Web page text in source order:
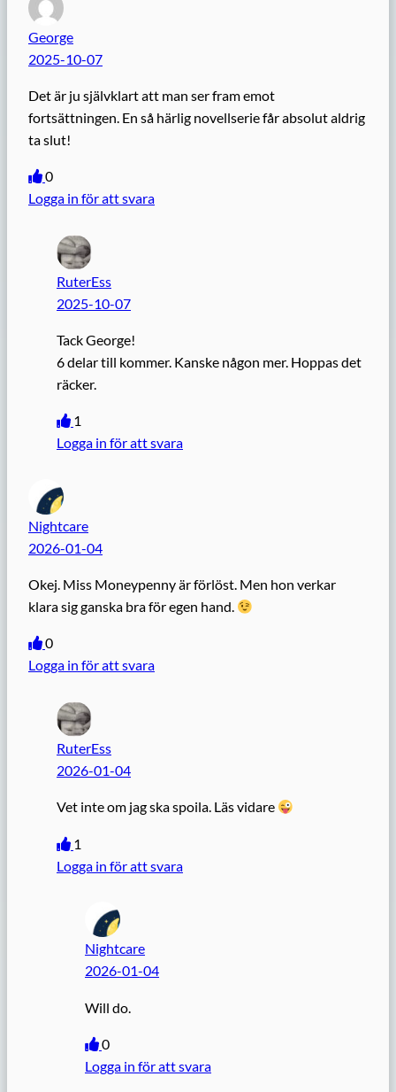
George
2025-10-07
Det är ju självklart att man ser fram emot
fortsättningen. En så härlig novellserie får absolut aldrig
ta slut!
0
Logga in för att svara
RuterEss
2025-10-07
Tack George!
6 delar till kommer. Kanske någon mer. Hoppas det
räcker.
1
Logga in för att svara
Nightcare
2026-01-04
Okej. Miss Moneypenny är förlöst. Men hon verkar
klara sig ganska bra för egen hand.
0
Logga in för att svara
RuterEss
2026-01-04
Vet inte om jag ska spoila. Läs vidare
1
Logga in för att svara
Nightcare
2026-01-04
Will do.
0
Logga in för att svara